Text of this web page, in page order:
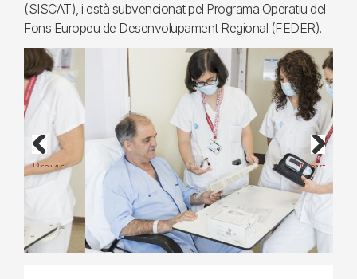
(SISCAT), i està subvencionat pel Programa Operatiu del
Fons Europeu de Desenvolupament Regional (FEDER).
Previous Next